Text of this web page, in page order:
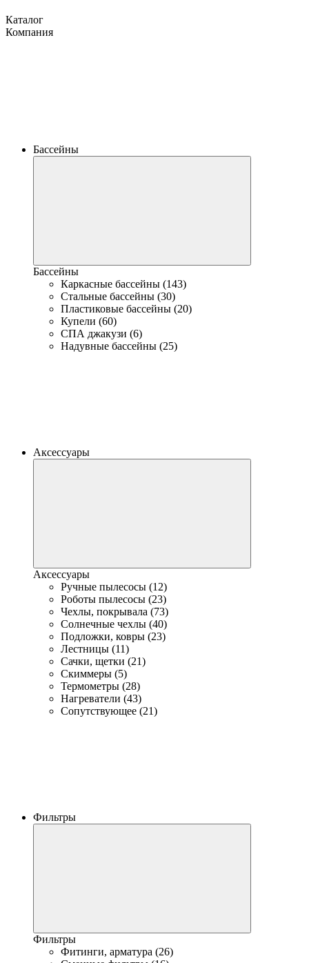
Каталог
Компания
Бассейны
Бассейны
Каркасные бассейны (143)
Стальные бассейны (30)
Пластиковые бассейны (20)
Купели (60)
СПА джакузи (6)
Надувные бассейны (25)
Аксессуары
Аксессуары
Ручные пылесосы (12)
Роботы пылесосы (23)
Чехлы, покрывала (73)
Солнечные чехлы (40)
Подложки, ковры (23)
Лестницы (11)
Сачки, щетки (21)
Скиммеры (5)
Термометры (28)
Нагреватели (43)
Сопутствующее (21)
Фильтры
Фильтры
Фитинги, арматура (26)